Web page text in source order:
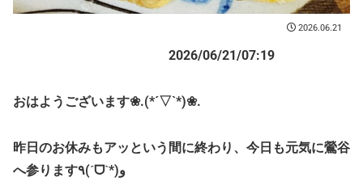
2026.06.21
2026/06/21/07:19
おはようございます❀.(*´▽`*)❀.
昨日のお休みもアッという間に終わり、今日も元気に鶯谷
へ参ります٩(ˊᗜˋ*)و